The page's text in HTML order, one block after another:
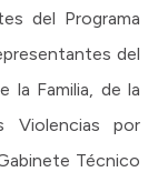
del Programa
del
la Familia, de la
Violencias por
Técnico